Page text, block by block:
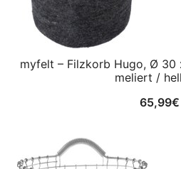
myfelt – Filzkorb Hugo, Ø 30
meliert /
65,99€